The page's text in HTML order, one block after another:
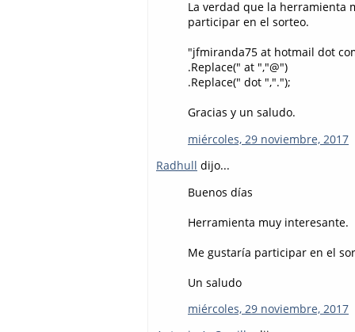
La verdad que la herramienta
participar en el sorteo.
"jfmiranda75 at hotmail dot
.Replace(" at ","@")
.Replace(" dot ",".");
Gracias y un saludo.
miércoles, 29 noviembre, 2017
Radhull dijo...
Buenos días
Herramienta muy interesante.
Me gustaría participar en el
Un saludo
miércoles, 29 noviembre, 2017